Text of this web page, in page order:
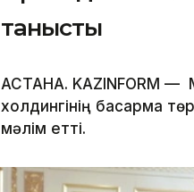
танысты
АСТАНА. KAZINFORM —
холдингінің басқарма
мәлім етті.